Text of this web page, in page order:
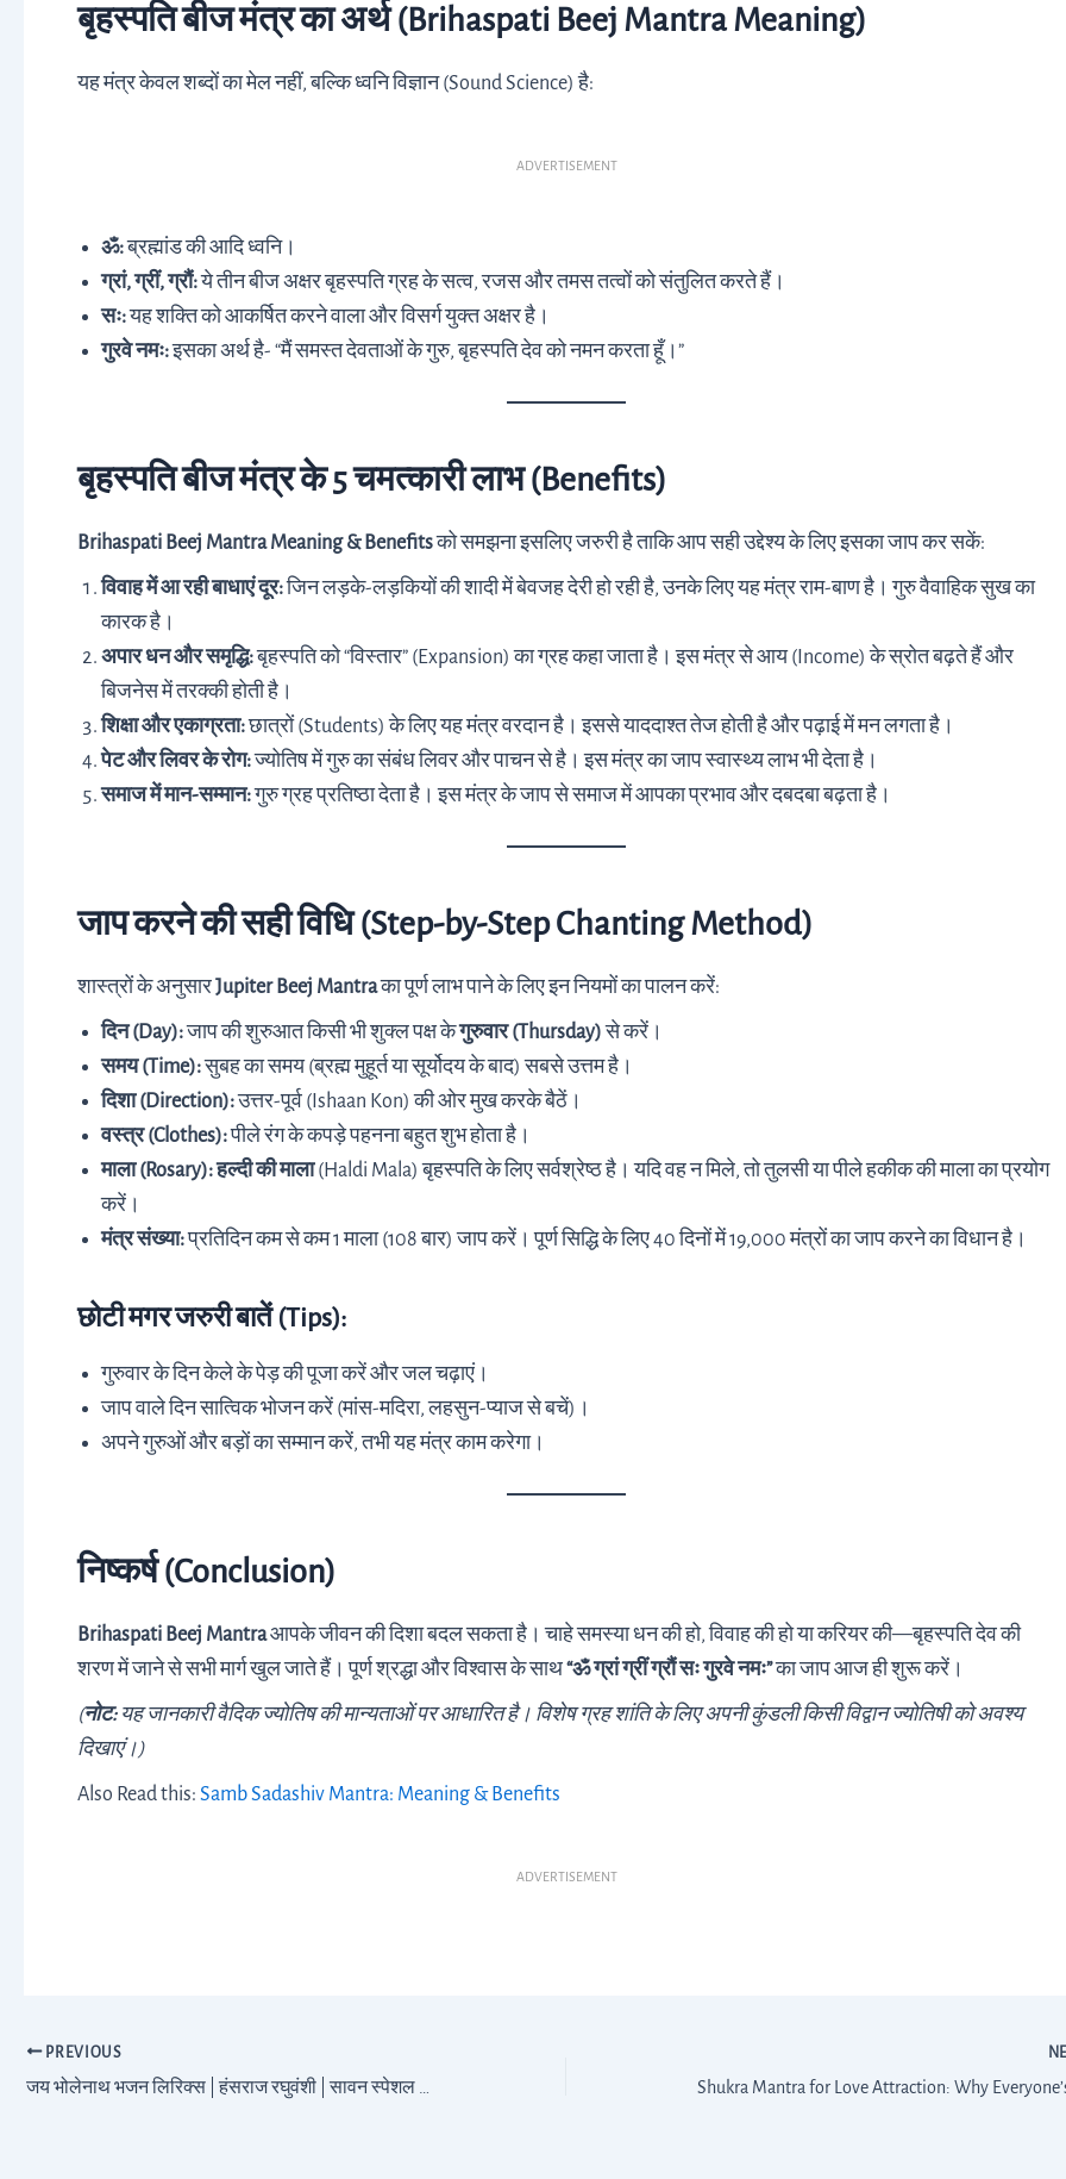
बृहस्पति बीज मंत्र का अर्थ (Brihaspati Beej Mantra Meaning)
यह मंत्र केवल शब्दों का मेल नहीं, बल्कि ध्वनि विज्ञान (Sound Science) है:
ADVERTISEMENT
ॐ:ब्रह्मांड की आदि ध्वनि।
ग्रां, ग्रीं, ग्रौं:ये तीन बीज अक्षर बृहस्पति ग्रह के सत्व, रजस और तमस तत्वों को संतुलित करते हैं।
सः:यह शक्ति को आकर्षित करने वाला और विसर्ग युक्त अक्षर है।
गुरवे नमः:इसका अर्थ है- “मैं समस्त देवताओं के गुरु, बृहस्पति देव को नमन करता हूँ।”
बृहस्पति बीज मंत्र के 5 चमत्कारी लाभ (Benefits)
Brihaspati Beej Mantra Meaning & Benefitsको समझना इसलिए जरुरी है ताकि आप सही उद्देश्य के लिए इसका जाप कर सकें:
विवाह में आ रही बाधाएं दूर:जिन लड़के-लड़कियों की शादी में बेवजह देरी हो रही है, उनके लिए यह मंत्र राम-बाण है। गुरु वैवाहिक सुख का
कारक है।
अपार धन और समृद्धि:बृहस्पति को “विस्तार” (Expansion) का ग्रह कहा जाता है। इस मंत्र से आय (Income) के स्रोत बढ़ते हैं और
बिजनेस में तरक्की होती है।
शिक्षा और एकाग्रता:छात्रों (Students) के लिए यह मंत्र वरदान है। इससे याददाश्त तेज होती है और पढ़ाई में मन लगता है।
पेट और लिवर के रोग:ज्योतिष में गुरु का संबंध लिवर और पाचन से है। इस मंत्र का जाप स्वास्थ्य लाभ भी देता है।
समाज में मान-सम्मान:गुरु ग्रह प्रतिष्ठा देता है। इस मंत्र के जाप से समाज में आपका प्रभाव और दबदबा बढ़ता है।
जाप करने की सही विधि (Step-by-Step Chanting Method)
शास्त्रों के अनुसारJupiter Beej Mantraका पूर्ण लाभ पाने के लिए इन नियमों का पालन करें:
दिन (Day):जाप की शुरुआत किसी भी शुक्ल पक्ष केगुरुवार (Thursday)से करें।
समय (Time):सुबह का समय (ब्रह्म मुहूर्त या सूर्योदय के बाद) सबसे उत्तम है।
दिशा (Direction):उत्तर-पूर्व (Ishaan Kon) की ओर मुख करके बैठें।
वस्त्र (Clothes):पीले रंग के कपड़े पहनना बहुत शुभ होता है।
माला (Rosary):हल्दी की माला(Haldi Mala) बृहस्पति के लिए सर्वश्रेष्ठ है। यदि वह न मिले, तो तुलसी या पीले हकीक की माला का प्रयोग
करें।
मंत्र संख्या:प्रतिदिन कम से कम 1 माला (108 बार) जाप करें। पूर्ण सिद्धि के लिए 40 दिनों में 19,000 मंत्रों का जाप करने का विधान है।
छोटी मगर जरुरी बातें (Tips):
गुरुवार के दिन केले के पेड़ की पूजा करें और जल चढ़ाएं।
जाप वाले दिन सात्विक भोजन करें (मांस-मदिरा, लहसुन-प्याज से बचें)।
अपने गुरुओं और बड़ों का सम्मान करें, तभी यह मंत्र काम करेगा।
निष्कर्ष (Conclusion)
Brihaspati Beej Mantraआपके जीवन की दिशा बदल सकता है। चाहे समस्या धन की हो, विवाह की हो या करियर की—बृहस्पति देव की
शरण में जाने से सभी मार्ग खुल जाते हैं। पूर्ण श्रद्धा और विश्वास के साथ“ॐ ग्रां ग्रीं ग्रौं सः गुरवे नमः”का जाप आज ही शुरू करें।
(नोट:यह जानकारी वैदिक ज्योतिष की मान्यताओं पर आधारित है। विशेष ग्रह शांति के लिए अपनी कुंडली किसी विद्वान ज्योतिषी को अवश्य
दिखाएं।)
Also Read this: Samb Sadashiv Mantra: Meaning & Benefits
ADVERTISEMENT
PREVIOUS